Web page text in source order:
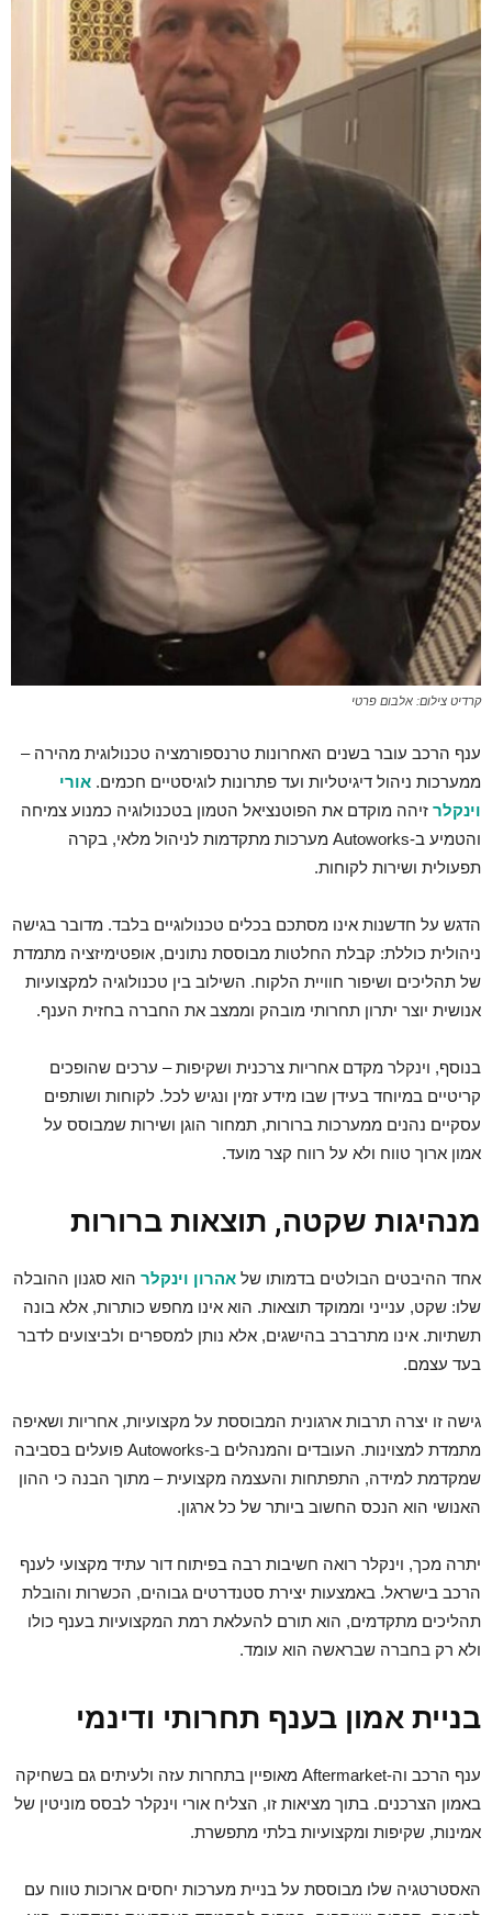
קרדיט צילום: אלבום פרטי
ענף הרכב עובר בשנים האחרונות טרנספורמציה טכנולוגית מהירה –
ממערכות ניהול דיגיטליות ועד פתרונות לוגיסטיים חכמים. אורי
וינקלר זיהה מוקדם את הפוטנציאל הטמון בטכנולוגיה כמנוע צמיחה
והטמיע ב-Autoworks מערכות מתקדמות לניהול מלאי, בקרה
תפעולית ושירות לקוחות.
הדגש על חדשנות אינו מסתכם בכלים טכנולוגיים בלבד. מדובר בגישה
ניהולית כוללת: קבלת החלטות מבוססת נתונים, אופטימיזציה מתמדת
של תהליכים ושיפור חוויית הלקוח. השילוב בין טכנולוגיה למקצועיות
אנושית יוצר יתרון תחרותי מובהק וממצב את החברה בחזית הענף.
בנוסף, וינקלר מקדם אחריות צרכנית ושקיפות – ערכים שהופכים
קריטיים במיוחד בעידן שבו מידע זמין ונגיש לכל. לקוחות ושותפים
עסקיים נהנים ממערכות ברורות, תמחור הוגן ושירות שמבוסס על
אמון ארוך טווח ולא על רווח קצר מועד.
מנהיגות שקטה, תוצאות ברורות
אחד ההיבטים הבולטים בדמותו של אהרון וינקלר הוא סגנון ההובלה
שלו: שקט, ענייני וממוקד תוצאות. הוא אינו מחפש כותרות, אלא בונה
תשתיות. אינו מתרברב בהישגים, אלא נותן למספרים ולביצועים לדבר
בעד עצמם.
גישה זו יצרה תרבות ארגונית המבוססת על מקצועיות, אחריות ושאיפה
מתמדת למצוינות. העובדים והמנהלים ב-Autoworks פועלים בסביבה
שמקדמת למידה, התפתחות והעצמה מקצועית – מתוך הבנה כי ההון
האנושי הוא הנכס החשוב ביותר של כל ארגון.
יתרה מכך, וינקלר רואה חשיבות רבה בפיתוח דור עתיד מקצועי לענף
הרכב בישראל. באמצעות יצירת סטנדרטים גבוהים, הכשרות והובלת
תהליכים מתקדמים, הוא תורם להעלאת רמת המקצועיות בענף כולו
ולא רק בחברה שבראשה הוא עומד.
בניית אמון בענף תחרותי ודינמי
ענף הרכב וה-Aftermarket מאופיין בתחרות עזה ולעיתים גם בשחיקה
באמון הצרכנים. בתוך מציאות זו, הצליח אורי וינקלר לבסס מוניטין של
אמינות, שקיפות ומקצועיות בלתי מתפשרת.
האסטרטגיה שלו מבוססת על בניית מערכות יחסים ארוכות טווח עם